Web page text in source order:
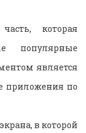
которая
популярные
является
приложения по
в которой